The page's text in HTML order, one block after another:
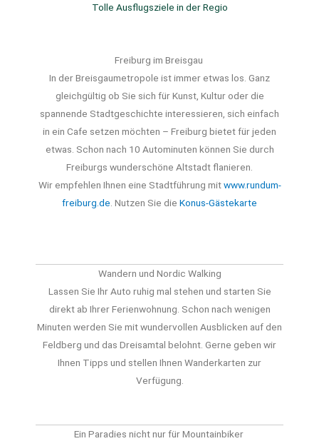
Tolle Ausflugsziele in der Regio
Freiburg im Breisgau
In der Breisgaumetropole ist immer etwas los. Ganz
gleichgültig ob Sie sich für Kunst, Kultur oder die
spannende Stadtgeschichte interessieren, sich einfach
in ein Cafe setzen möchten – Freiburg bietet für jeden
etwas. Schon nach 10 Autominuten können Sie durch
Freiburgs wunderschöne Altstadt flanieren.
Wir empfehlen Ihnen eine Stadtführung mitwww.rundum-
freiburg.de. Nutzen Sie die Konus-Gästekarte
Wandern und Nordic Walking
Lassen Sie Ihr Auto ruhig mal stehen und starten Sie
direkt ab Ihrer Ferienwohnung. Schon nach wenigen
Minuten werden Sie mit wundervollen Ausblicken auf den
Feldberg und das Dreisamtal belohnt. Gerne geben wir
Ihnen Tipps und stellen Ihnen Wanderkarten zur
Verfügung.
Ein Paradies nicht nur für Mountainbiker